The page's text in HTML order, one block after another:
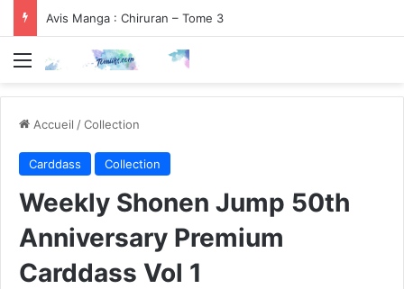
Avis Manga : Chiruran – Tome 3
Menu
Accueil /Collection
Carddass Collection
Weekly Shonen Jump 50th
Anniversary Premium
Carddass Vol 1